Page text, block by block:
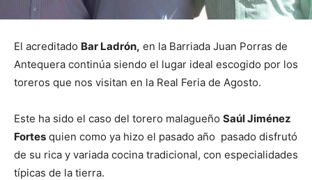
El acreditado Bar Ladrón, en la Barriada Juan Porras de
Antequera continúa siendo el lugar ideal escogido por los
toreros que nos visitan en la Real Feria de Agosto.
Este ha sido el caso del torero malagueño Saúl Jiménez
Fortes quien como ya hizo el pasado año pasado disfrutó
de su rica y variada cocina tradicional, con especialidades
típicas de la tierra.